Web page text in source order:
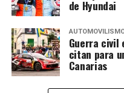
de Hyundai
Guerra civil
citan para
Canarias